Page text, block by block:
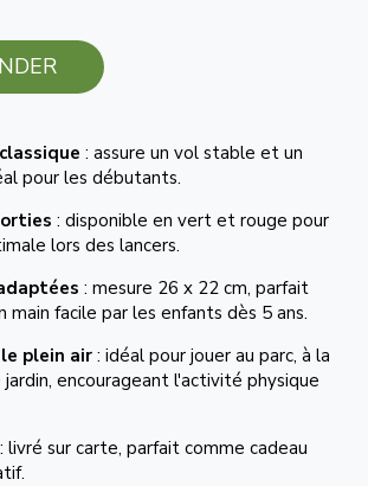
: assure un vol stable et un
pour les débutants.
: disponible en vert et rouge pour
lors des lancers.
: mesure 26 x 22 cm, parfait
main facile par les enfants dès 5 ans.
plein air: idéal pour jouer au parc, à la
encourageant l'activité physique
: livré sur carte, parfait comme cadeau